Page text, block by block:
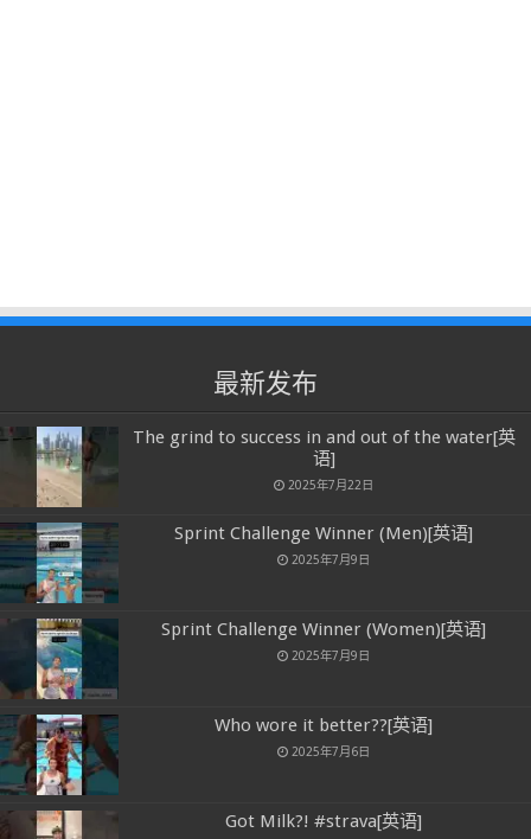
最新发布
The grind to success in and out of the water[英
语]
2025年7月22日
Sprint Challenge Winner (Men)[英语]
2025年7月9日
Sprint Challenge Winner (Women)[英语]
2025年7月9日
Who wore it better??[英语]
2025年7月6日
Got Milk?! #strava[英语]